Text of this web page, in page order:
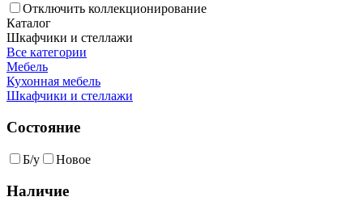
Отключить коллекционирование
Каталог
Шкафчики и стеллажи
Все категории
Мебель
Кухонная мебель
Шкафчики и стеллажи
Состояние
Б/у Новое
Наличие